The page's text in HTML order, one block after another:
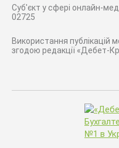
Суб'єкт у сфері онлайн-
02725
Використання
згодою редакції «Дебет-